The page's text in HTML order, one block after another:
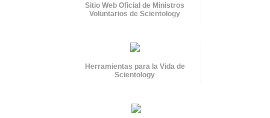
Sitio Web Oficial de Ministros
Voluntarios de Scientology
Herramientas para la Vida de
Scientology